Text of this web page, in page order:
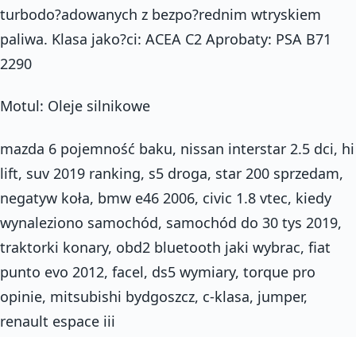
turbodo?adowanych z bezpo?rednim wtryskiem
paliwa. Klasa jako?ci: ACEA C2 Aprobaty: PSA B71
2290
Motul: Oleje silnikowe
mazda 6 pojemność baku, nissan interstar 2.5 dci, hi
lift, suv 2019 ranking, s5 droga, star 200 sprzedam,
negatyw koła, bmw e46 2006, civic 1.8 vtec, kiedy
wynaleziono samochód, samochód do 30 tys 2019,
traktorki konary, obd2 bluetooth jaki wybrac, fiat
punto evo 2012, facel, ds5 wymiary, torque pro
opinie, mitsubishi bydgoszcz, c-klasa, jumper,
renault espace iii